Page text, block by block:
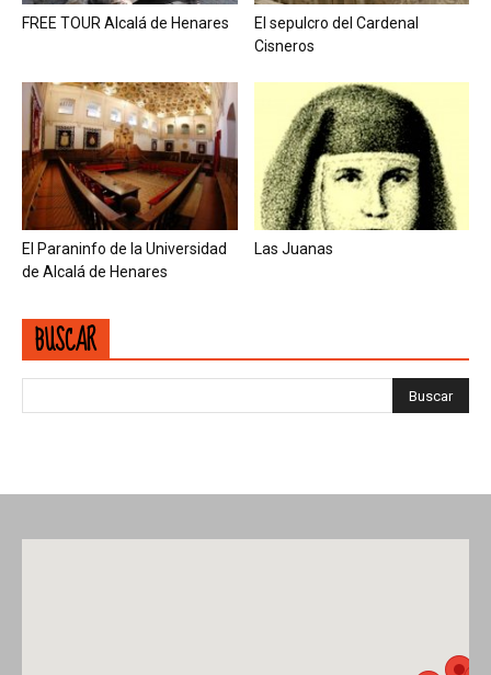
FREE TOUR Alcalá de Henares
El sepulcro del Cardenal
Cisneros
El Paraninfo de la Universidad
de Alcalá de Henares
Las Juanas
BUSCAR